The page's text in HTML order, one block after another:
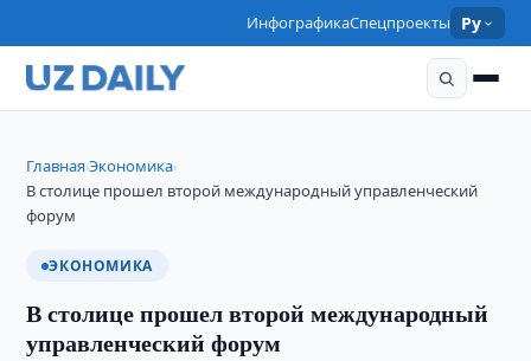
ИнфографикаСпецпроекты Ру
Главная›Экономика›
В столице прошел второй международный управленческий
форум
ЭКОНОМИКА
В столице прошел второй международный
управленческий форум